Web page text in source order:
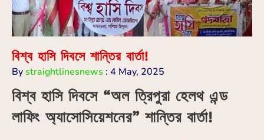
বিশ্ব হাসি দিবসে শান্তির বার্তা!
Bystraightlinesnews : 4 May, 2025
বিশ্ব হাসি দিবসে “অল ত্রিপুরা হেলথ এন্ড
লাফিং অ্যাসোসিয়েশনের” শান্তির বার্তা!